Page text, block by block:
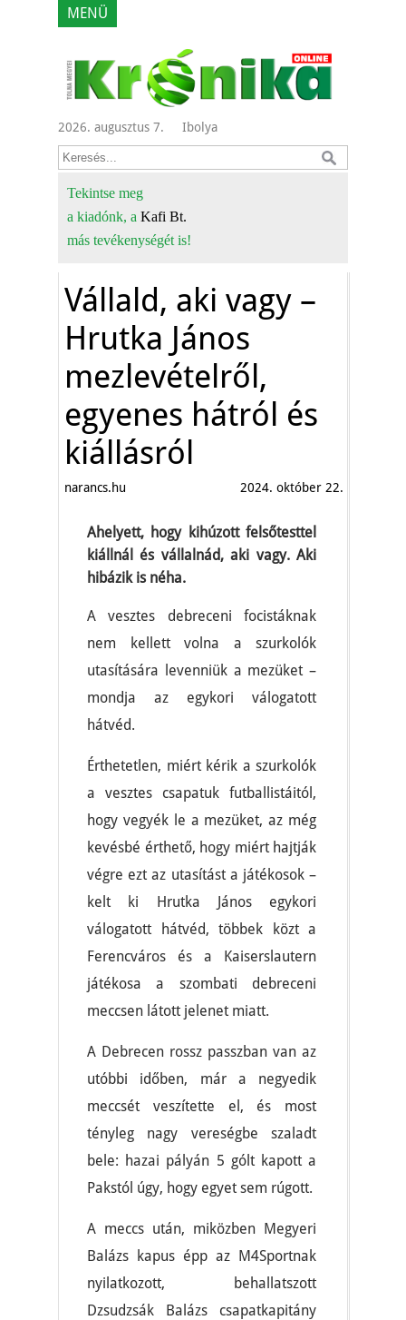
MENÜ
2026. augusztus 7. Ibolya
Tekintse meg
a kiadónk, a Kafi Bt.
más tevékenységét is!
Vállald, aki vagy –
Hrutka János
mezlevételről,
egyenes hátról és
kiállásról
narancs.hu 2024. október 22.
Ahelyett, hogy kihúzott felsőtesttel
kiállnál és vállalnád, aki vagy. Aki
hibázik is néha.
A vesztes debreceni focistáknak
nem kellett volna a szurkolók
utasítására levenniük a mezüket –
mondja az egykori válogatott
hátvéd.
Érthetetlen, miért kérik a szurkolók
a vesztes csapatuk futballistáitól,
hogy vegyék le a mezüket, az még
kevésbé érthető, hogy miért hajtják
végre ezt az utasítást a játékosok –
kelt ki Hrutka János egykori
válogatott hátvéd, többek közt a
Ferencváros és a Kaiserslautern
játékosa a szombati debreceni
meccsen látott jelenet miatt.
A Debrecen rossz passzban van az
utóbbi időben, már a negyedik
meccsét veszítette el, és most
tényleg nagy vereségbe szaladt
bele: hazai pályán 5 gólt kapott a
Pakstól úgy, hogy egyet sem rúgott.
A meccs után, miközben Megyeri
Balázs kapus épp az M4Sportnak
nyilatkozott, behallatszott
Dzsudzsák Balázs csapatkapitány